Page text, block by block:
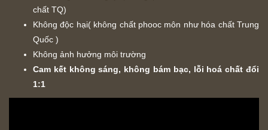
chất TQ)
Không độc hại( không chất phooc môn như hóa chất Trung
Quốc )
Không ảnh hưởng môi trường
Cam kết không sáng, không bám bạc, lỗi hoá chất đổi
1:1